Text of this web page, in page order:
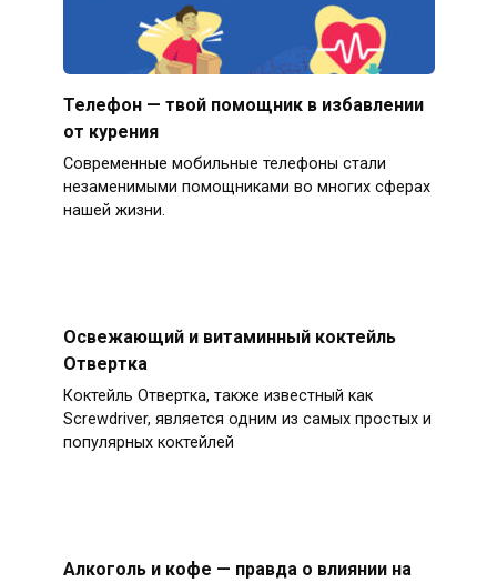
Телефон — твой помощник в избавлении
от курения
Современные мобильные телефоны стали
незаменимыми помощниками во многих сферах
нашей жизни.
Освежающий и витаминный коктейль
Отвертка
Коктейль Отвертка, также известный как
Screwdriver, является одним из самых простых и
популярных коктейлей
Алкоголь и кофе — правда о влиянии на